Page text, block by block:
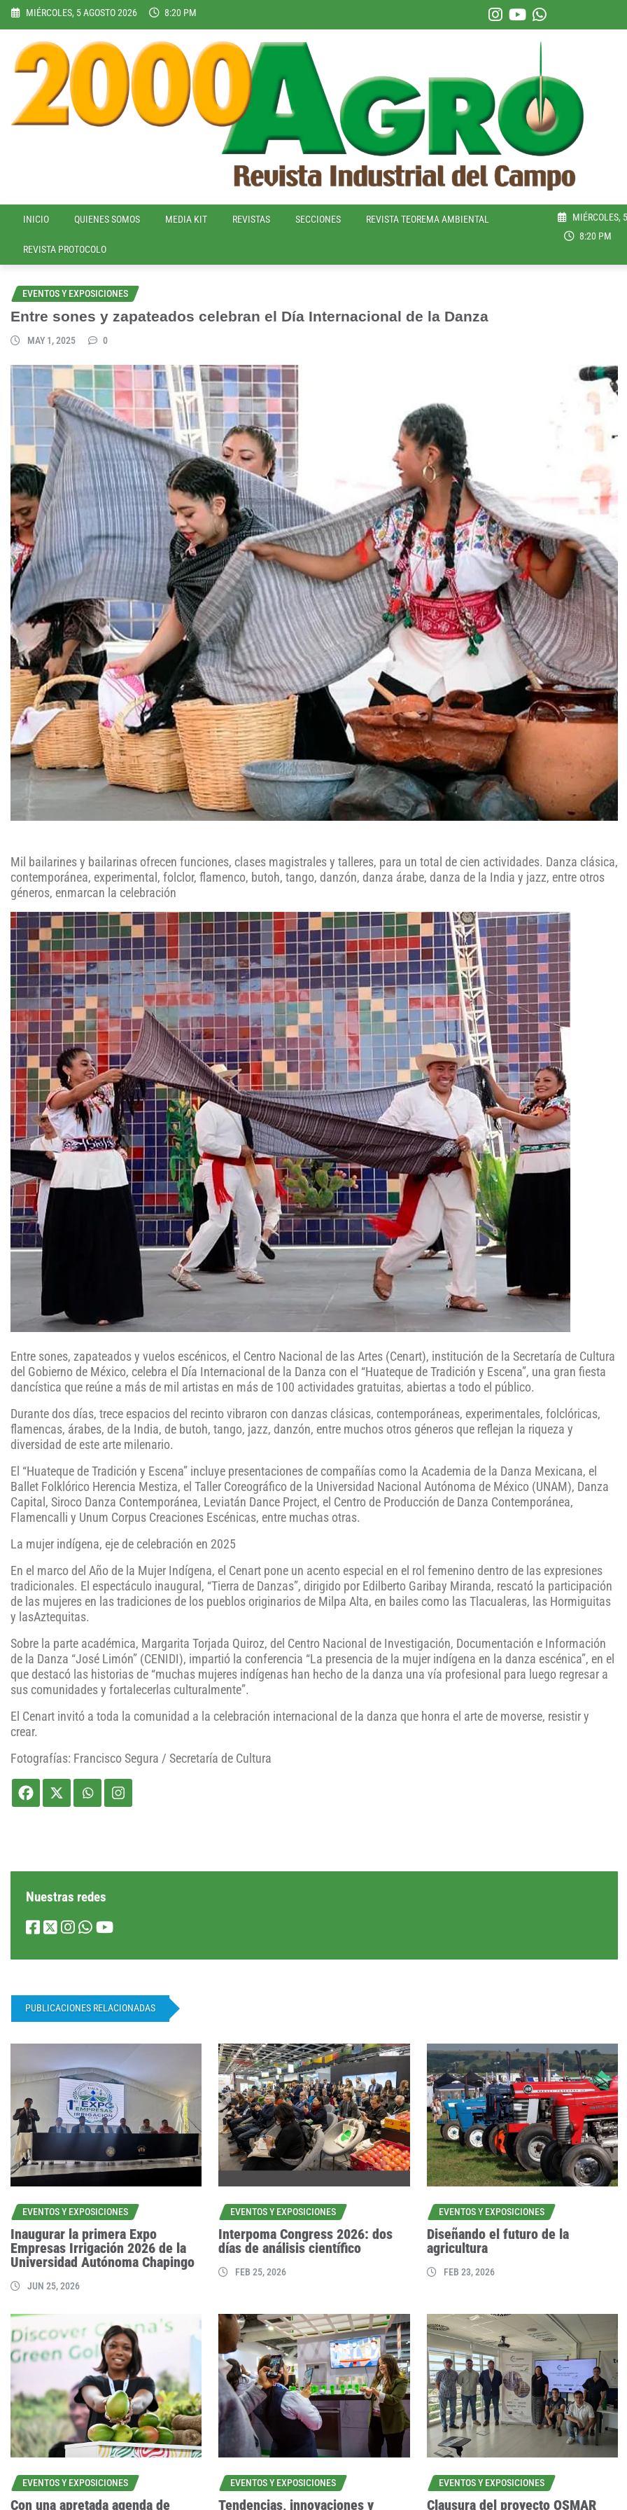
Skip
content
MIÉRCOLES, 5 AGOSTO 2026 8:20 PM
INICIO QUIENES SOMOS MEDIA KIT REVISTAS SECCIONES REVISTA TEOREMA AMBIENTAL
REVISTA PROTOCOLO
MIÉRCOLES,
8:20 PM
EVENTOS Y EXPOSICIONES
Entre sones y zapateados celebran el Día Internacional de la Danza
MAY 1, 2025 0
Mil bailarines y bailarinas ofrecen funciones, clases magistrales y talleres, para un total de cien actividades. Danza clásica,
contemporánea, experimental, folclor, flamenco, butoh, tango, danzón, danza árabe, danza de la India y jazz, entre otros
géneros, enmarcan la celebración
Entre sones, zapateados y vuelos escénicos, el Centro Nacional de las Artes (Cenart), institución de la Secretaría de Cultura
del Gobierno de México, celebra el Día Internacional de la Danza con el “Huateque de Tradición y Escena”, una gran fiesta
dancística que reúne a más de mil artistas en más de 100 actividades gratuitas, abiertas a todo el público.
Durante dos días, trece espacios del recinto vibraron con danzas clásicas, contemporáneas, experimentales, folclóricas,
flamencas, árabes, de la India, de butoh, tango, jazz, danzón, entre muchos otros géneros que reflejan la riqueza y
diversidad de este arte milenario.
El “Huateque de Tradición y Escena” incluye presentaciones de compañías como la Academia de la Danza Mexicana, el
Ballet Folklórico Herencia Mestiza, el Taller Coreográfico de la Universidad Nacional Autónoma de México (UNAM), Danza
Capital, Siroco Danza Contemporánea, Leviatán Dance Project, el Centro de Producción de Danza Contemporánea,
Flamencalli y Unum Corpus Creaciones Escénicas, entre muchas otras.
La mujer indígena, eje de celebración en 2025
En el marco del Año de la Mujer Indígena, el Cenart pone un acento especial en el rol femenino dentro de las expresiones
tradicionales. El espectáculo inaugural, “Tierra de Danzas”, dirigido por Edilberto Garibay Miranda, rescató la participación
de las mujeres en las tradiciones de los pueblos originarios de Milpa Alta, en bailes como las Tlacualeras, las Hormiguitas
y lasAztequitas.
Sobre la parte académica, Margarita Torjada Quiroz, del Centro Nacional de Investigación, Documentación e Información
de la Danza “José Limón” (CENIDI), impartió la conferencia “La presencia de la mujer indígena en la danza escénica”, en el
que destacó las historias de “muchas mujeres indígenas han hecho de la danza una vía profesional para luego regresar a
sus comunidades y fortalecerlas culturalmente”.
El Cenart invitó a toda la comunidad a la celebración internacional de la danza que honra el arte de moverse, resistir y
crear.
Fotografías: Francisco Segura / Secretaría de Cultura
Nuestras redes
PUBLICACIONES RELACIONADAS
EVENTOS Y EXPOSICIONES
Inaugurar la primera Expo
Empresas Irrigación 2026 de la
Universidad Autónoma Chapingo
JUN 25, 2026
EVENTOS Y EXPOSICIONES
Interpoma Congress 2026: dos
días de análisis científico
FEB 25, 2026
EVENTOS Y EXPOSICIONES
Diseñando el futuro de la
agricultura
FEB 23, 2026
EVENTOS Y EXPOSICIONES
Con una apretada agenda de
EVENTOS Y EXPOSICIONES
Tendencias, innovaciones y
EVENTOS Y EXPOSICIONES
Clausura del proyecto OSMAR